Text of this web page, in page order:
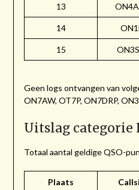
13
14
15
Geen logs ontvangen van
ON7AW, OT7P, ON7DRP,
Uitslag categorie
Totaal aantal geldige QSO-
Plaats